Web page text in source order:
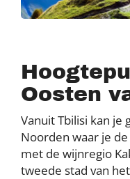
Oosten
Vanuit Tbilisi kan je
Noorden waar je
met de wijnregio
tweede stad van